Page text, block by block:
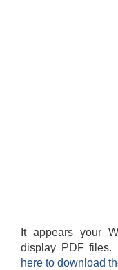
It appears your
display PDF files.
here to download